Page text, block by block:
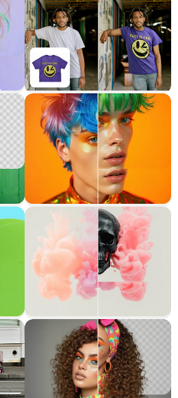
Essayage virtuel
Recoloriser n'importe quoi